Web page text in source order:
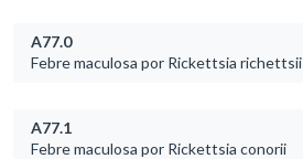
A77.0
Febre maculosa por Rickettsia richettsii
A77.1
Febre maculosa por Rickettsia conorii